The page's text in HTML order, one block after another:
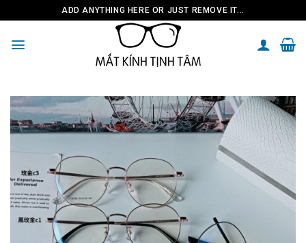
to
content
ADD ANYTHING HERE OR JUST REMOVE IT...